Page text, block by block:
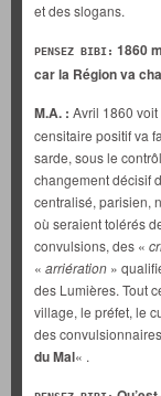
et des slogans.
PENSEZ BIBI: 1860
car la Région va
M.A. : Avril 1860 voit
censitaire positif va
sarde, sous le
changement décisif
centralisé, parisien,
où seraient tolérés
convulsions, des «
« arriération »
des Lumières. Tout
village, le préfet, le
des
du Mal« .